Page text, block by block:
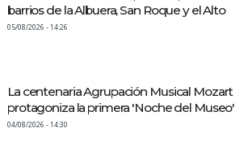
barrios de la Albuera, San Roque y el Alto
05/08/2026 - 14:26
La centenaria Agrupación Musical Mozart
protagoniza la primera 'Noche del Museo'
04/08/2026 - 14:30